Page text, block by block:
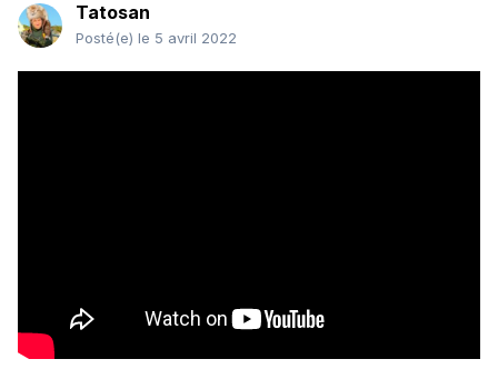
Tatosan
Posté(e) le 5 avril 2022